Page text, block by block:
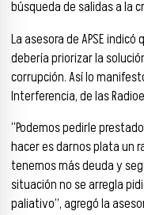
búsqueda de salidas a la
La asesora de APSE
debería priorizar la
corrupción. Así lo
Interferencia, de las
“Podemos pedirle
hacer es darnos plata un
tenemos más deuda y
situación no se arregla
paliativo”, agregó la